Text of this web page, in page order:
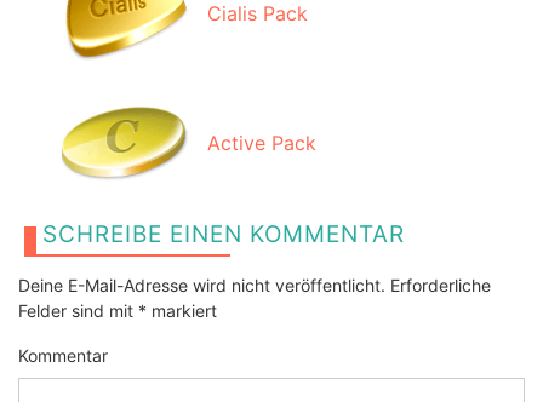
Cialis Pack
Active Pack
SCHREIBE EINEN KOMMENTAR
Deine E-Mail-Adresse wird nicht veröffentlicht. Erforderliche
Felder sind mit * markiert
Kommentar